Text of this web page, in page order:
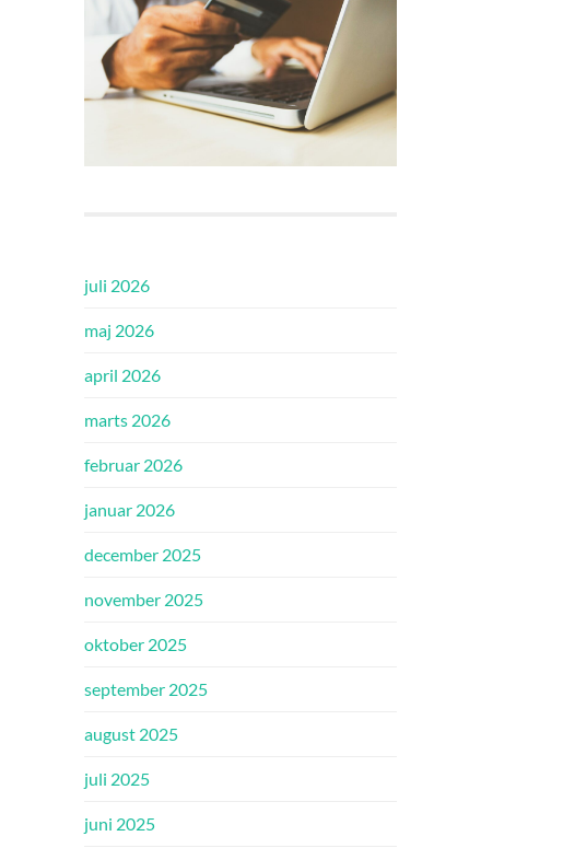
juli 2026
maj 2026
april 2026
marts 2026
februar 2026
januar 2026
december 2025
november 2025
oktober 2025
september 2025
august 2025
juli 2025
juni 2025